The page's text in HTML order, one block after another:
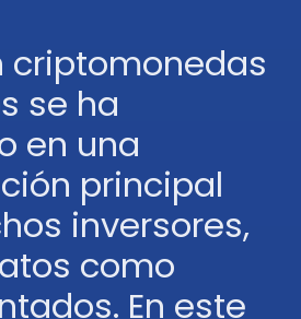
criptomonedas
se ha
en una
principal
inversores,
como
En este